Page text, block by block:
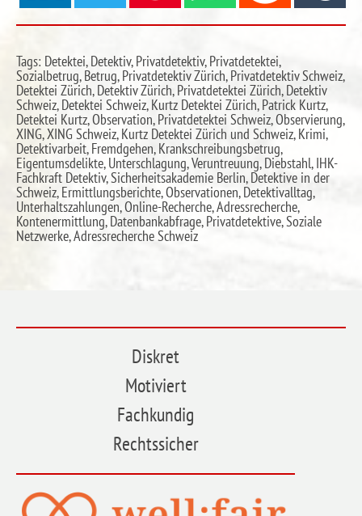
Tags: Detektei, Detektiv, Privatdetektiv, Privatdetektei,
Sozialbetrug, Betrug, Privatdetektiv Zürich, Privatdetektiv Schweiz,
Detektei Zürich, Detektiv Zürich, Privatdetektei Zürich, Detektiv
Schweiz, Detektei Schweiz, Kurtz Detektei Zürich, Patrick Kurtz,
Detektei Kurtz, Observation, Privatdetektei Schweiz, Observierung,
XING, XING Schweiz, Kurtz Detektei Zürich und Schweiz, Krimi,
Detektivarbeit, Fremdgehen, Krankschreibungsbetrug,
Eigentumsdelikte, Unterschlagung, Veruntreuung, Diebstahl, IHK-
Fachkraft Detektiv, Sicherheitsakademie Berlin, Detektive in der
Schweiz, Ermittlungsberichte, Observationen, Detektivalltag,
Unterhaltszahlungen, Online-Recherche, Adressrecherche,
Kontenermittlung, Datenbankabfrage, Privatdetektive, Soziale
Netzwerke, Adressrecherche Schweiz
Diskret
Motiviert
Fachkundig
Rechtssicher